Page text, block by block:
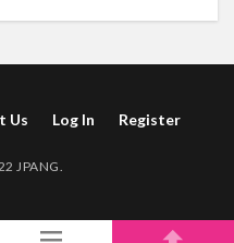
Us Log In Register
JPANG.